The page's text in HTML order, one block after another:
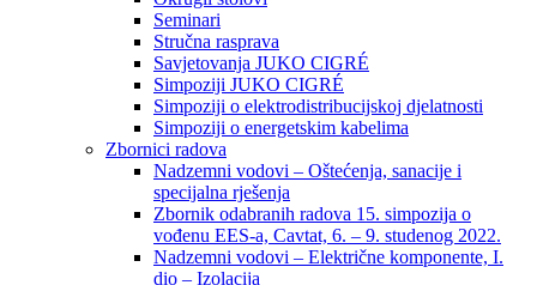
Seminari​
Stručna rasprava​
Savjetovanja JUKO CIGRÉ
Simpoziji JUKO CIGRÉ
Simpoziji o elektrodistribucijskoj djelatnosti
Simpoziji o energetskim kabelima
Zbornici radova
Nadzemni vodovi – Oštećenja, sanacije i
specijalna rješenja
Zbornik odabranih radova 15. simpozija o
vođenu EES-a, Cavtat, 6. – 9. studenog 2022.
Nadzemni vodovi – Električne komponente, I.
dio – Izolacija